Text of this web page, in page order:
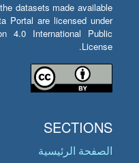
datasets made available
Portal are licensed under
4.0 International Public
License.
SECTIONS
الصفحة الرئيسية